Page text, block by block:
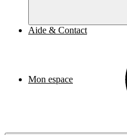
Aide & Contact
Mon espace